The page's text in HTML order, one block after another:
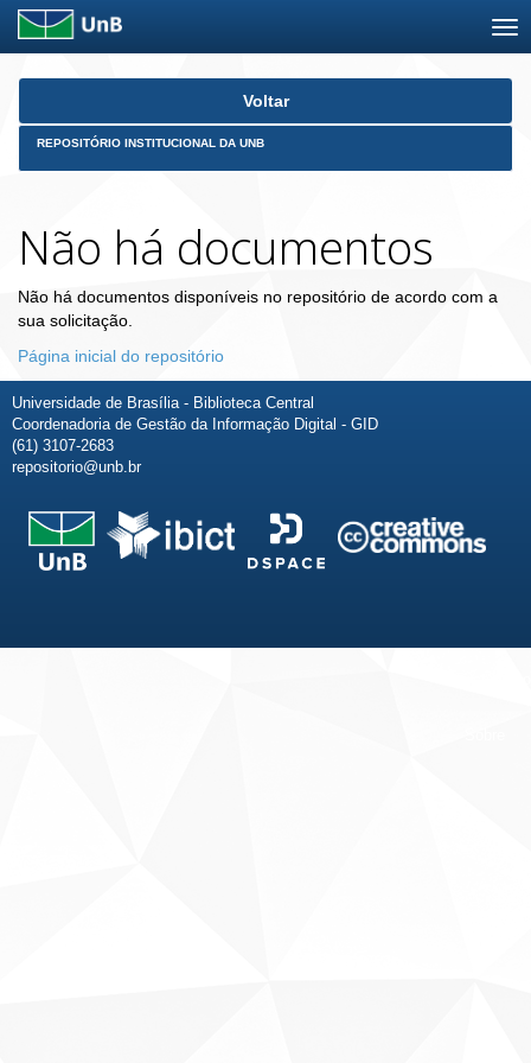
Skip
Voltar
REPOSITÓRIO INSTITUCIONAL DA UNB
Não há documentos
Não há documentos disponíveis no repositório de acordo com a
sua solicitação.
Página inicial do repositório
Universidade de Brasília - Biblioteca Central
Coordenadoria de Gestão da Informação Digital - GID
(61) 3107-2683
repositorio@unb.br